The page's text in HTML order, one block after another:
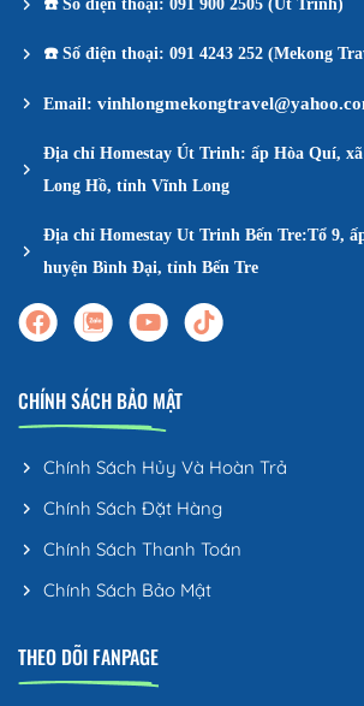
☎️Số điện thoại: 091 900 2505 (Út Trinh)
☎️Số điện thoại: 091 4243 252 (Mekong
Email:
Địa chỉ Homestay Út Trinh: ấp Hòa Quí,
Long Hồ, tỉnh Vĩnh Long
Địa chỉ Homestay Ut Trinh Bến Tre:Tổ 9,
huyện Bình Đại, tỉnh Bến Tre
CHÍNH SÁCH BẢO MẬT
Chính Sách Hủy Và Hoàn Trả
Chính Sách Đặt Hàng
Chính Sách Thanh Toán
Chính Sách Bảo Mật
THEO DÕI FANPAGE